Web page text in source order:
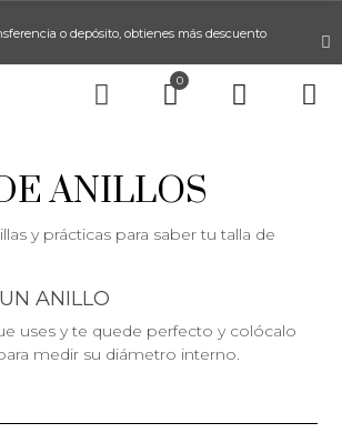
o depósito, obtienes más descuento
0
ANILLOS
y prácticas para saber tu talla de
ANILLO
uses y te quede perfecto y colócalo
medir su diámetro interno.